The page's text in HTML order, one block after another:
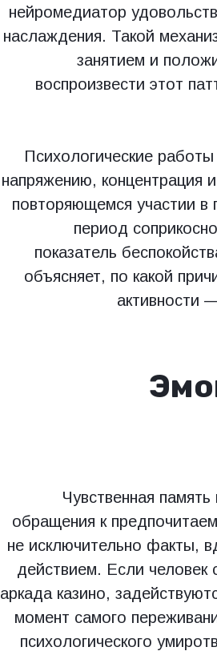
нейромедиатор
наслаждения. Такой
занятием и
воспроизвести этот
Психологические
напряжению, концентрация
повторяющемся участии
период
показатель
объясняет, по какой
активности
Чувственная
обращения к
не исключительно факты,
действием. Если человек
аркада казино,
момент самого
психологического